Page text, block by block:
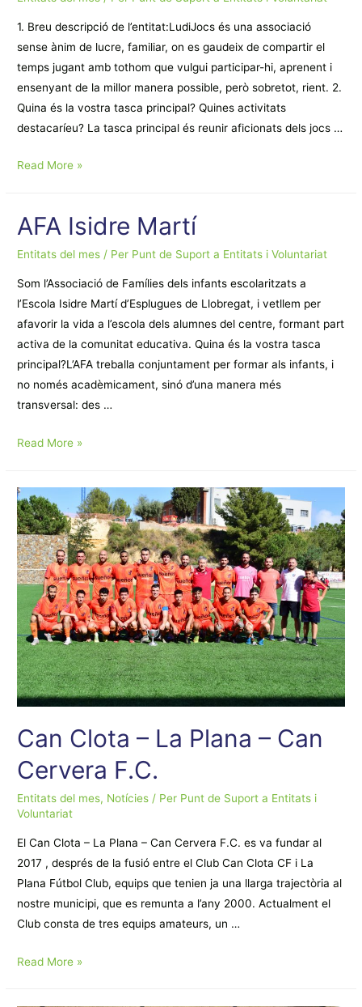
1. Breu descripció de l’entitat:LudiJocs és una associació
sense ànim de lucre, familiar, on es gaudeix de compartir el
temps jugant amb tothom que vulgui participar-hi, aprenent i
ensenyant de la millor manera possible, però sobretot, rient. 2.
Quina és la vostra tasca principal? Quines activitats
destacaríeu? La tasca principal és reunir aficionats dels jocs …
LudiJocs
Read More »
AFA Isidre Martí
Entitats del mes / Per Punt de Suport a Entitats i Voluntariat
Som l’Associació de Famílies dels infants escolaritzats a
l’Escola Isidre Martí d’Esplugues de Llobregat, i vetllem per
afavorir la vida a l’escola dels alumnes del centre, formant part
activa de la comunitat educativa. Quina és la vostra tasca
principal?L’AFA treballa conjuntament per formar als infants, i
no només acadèmicament, sinó d’una manera més
transversal: des …
AFA
Read More »
Can Clota – La Plana – Can
Cervera F.C.
Entitats del mes, Notícies / Per Punt de Suport a Entitats i
Voluntariat
El Can Clota – La Plana – Can Cervera F.C. es va fundar al
2017 , després de la fusió entre el Club Can Clota CF i La
Plana Fútbol Club, equips que tenien ja una llarga trajectòria al
nostre municipi, que es remunta a l’any 2000. Actualment el
Club consta de tres equips amateurs, un …
Can
Read More »